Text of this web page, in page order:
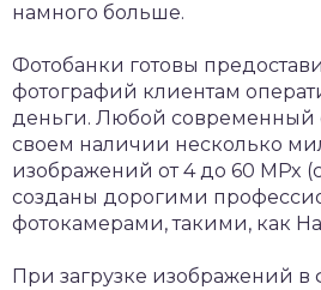
намного больше.
Фотобанки готовы
фотографий клиентам
деньги. Любой современный
своем наличии несколько
изображений от 4 до 60 MPx
созданы дорогими
фотокамерами, такими, как
При загрузке изображений в